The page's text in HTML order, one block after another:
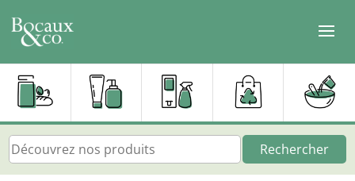
Rechercher